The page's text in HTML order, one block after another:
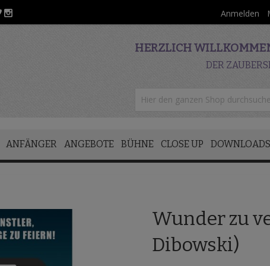
Anmelden
HERZLICH
DER
ANFÄNGER ANGEBOTE BÜHNE CLOSE UP DOWNLOADS
Wunder zu
Dibowski)